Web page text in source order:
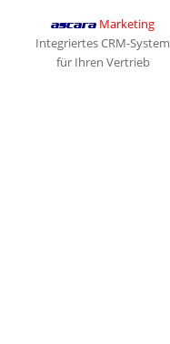
ascara Marketing
Integriertes CRM-System
für Ihren Vertrieb